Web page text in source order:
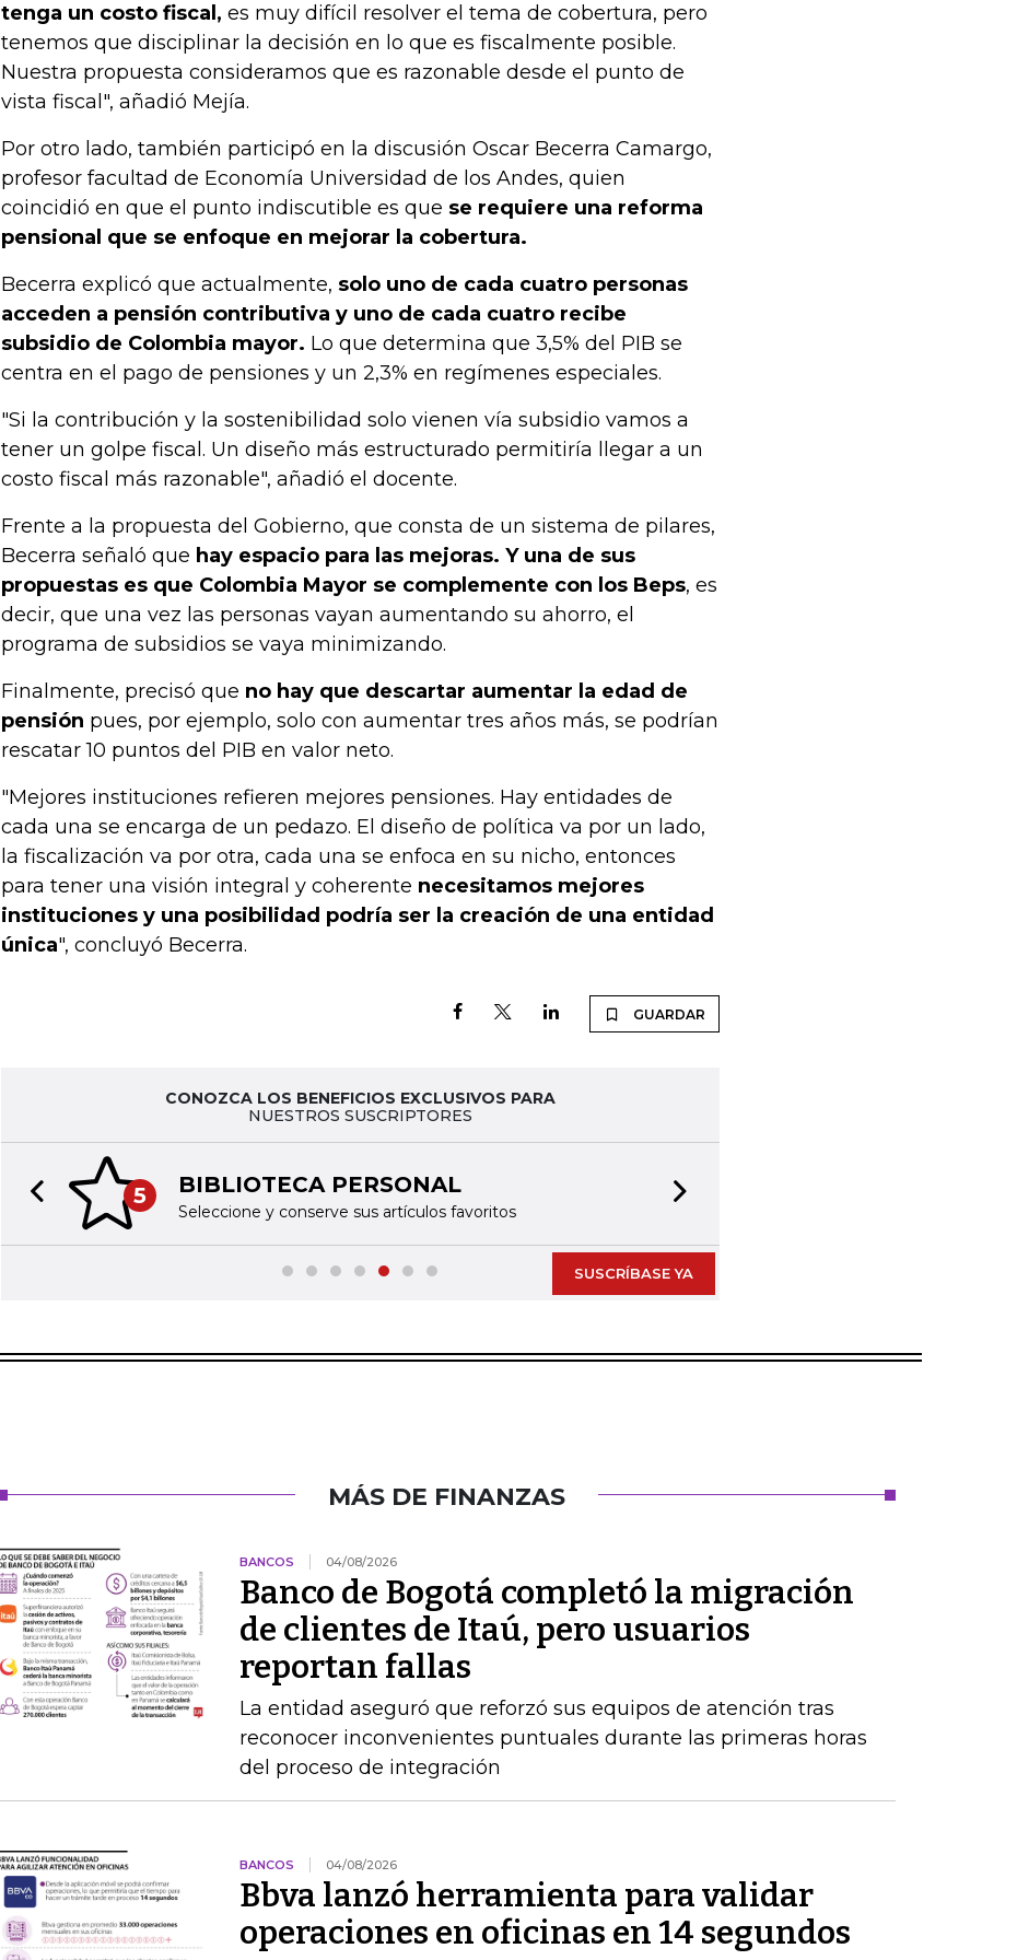
tenga un costo fiscal, es muy difícil resolver el tema de cobertura, pero
tenemos que disciplinar la decisión en lo que es fiscalmente posible.
Nuestra propuesta consideramos que es razonable desde el punto de
vista fiscal", añadió Mejía.
Por otro lado, también participó en la discusión Oscar Becerra Camargo,
profesor facultad de Economía Universidad de los Andes, quien
coincidió en que el punto indiscutible es que se requiere una reforma
pensional que se enfoque en mejorar la cobertura.
Becerra explicó que actualmente, solo uno de cada cuatro personas
acceden a pensión contributiva y uno de cada cuatro recibe
subsidio de Colombia mayor. Lo que determina que 3,5% del PIB se
centra en el pago de pensiones y un 2,3% en regímenes especiales.
"Si la contribución y la sostenibilidad solo vienen vía subsidio vamos a
tener un golpe fiscal. Un diseño más estructurado permitiría llegar a un
costo fiscal más razonable", añadió el docente.
Frente a la propuesta del Gobierno, que consta de un sistema de pilares,
Becerra señaló que hay espacio para las mejoras. Y una de sus
propuestas es que Colombia Mayor se complemente con los Beps, es
decir, que una vez las personas vayan aumentando su ahorro, el
programa de subsidios se vaya minimizando.
Finalmente, precisó que no hay que descartar aumentar la edad de
pensión pues, por ejemplo, solo con aumentar tres años más, se podrían
rescatar 10 puntos del PIB en valor neto.
"Mejores instituciones refieren mejores pensiones. Hay entidades de
cada una se encarga de un pedazo. El diseño de política va por un lado,
la fiscalización va por otra, cada una se enfoca en su nicho, entonces
para tener una visión integral y coherente necesitamos mejores
instituciones y una posibilidad podría ser la creación de una entidad
única", concluyó Becerra.
GUARDAR
CONOZCA LOS BENEFICIOS EXCLUSIVOS PARA
NUESTROS SUSCRIPTORES
5 BIBLIOTECA PERSONAL
Seleccione y conserve sus artículos favoritos
Previous slide
SUSCRÍBASE YA
MÁS DE FINANZAS
BANCOS 04/08/2026
Banco de Bogotá completó la migración
de clientes de Itaú, pero usuarios
reportan fallas
La entidad aseguró que reforzó sus equipos de atención tras
reconocer inconvenientes puntuales durante las primeras horas
del proceso de integración
BANCOS 04/08/2026
Bbva lanzó herramienta para validar
operaciones en oficinas en 14 segundos